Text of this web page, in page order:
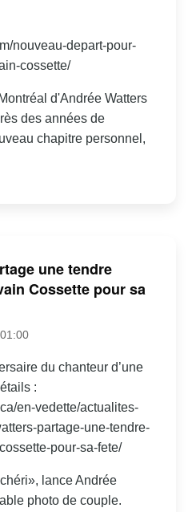
nouveau-depart-pour-
cossette/
d'Andrée Watters
des années de
chapitre personnel,
une tendre
Cossette pour sa
du chanteur d’une
:
en-vedette/actualites-
partage-une-tendre-
pour-sa-fete/
lance Andrée
photo de couple.